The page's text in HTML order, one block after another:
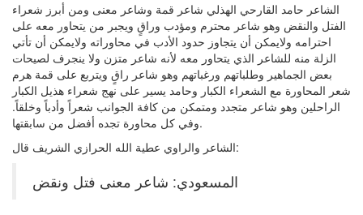
الشاعر حامد القارحي الهذلي شاعر قمة وشاعر معنى ومن أبرز شعراء
الفتل والنقض وهو شاعر محترم ومؤدب وراقٍ ويجبر من يتحاور معه على
احترامه ولايمكن أن يتجاوز حدود الأدب في محاوراته ولايمكن أن تأتي
الزلة منه للشاعر الذي يتحاور معه لأنه شاعر متزن ولا ينجرف لصيحات
بعض الجماهير وطلباتهم ورغباتهم وهو شاعر راقٍ ويتربع على قمة هرم
شعر المحاورة مع الشعراء الكبار وحامد يسير على نهج شعراء هذيل الكبار
الراحلين وهو شاعر متجدد ومتمكن من كافة الجوانب شعراً وأدباً وخلقاً.
وفي كل محاورة تجده أفضل من سابقتها.
الشاعر والراوي عطية الله الحرازي الشريف قال:
المسعودي: شاعر معنى فتل ونقض